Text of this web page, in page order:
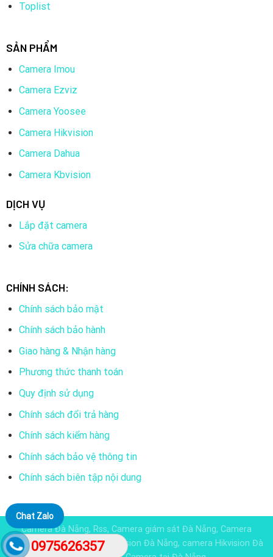
Toplist
SẢN PHẨM
Camera Imou
Camera Ezviz
Camera Yoosee
Camera Hikvision
Camera Dahua
Camera Kbvision
DỊCH VỤ
Lắp đặt camera
Sửa chữa camera
CHÍNH SÁCH:
Chính sách bảo mật
Chính sách bảo hành
Giao hàng & Nhận hàng
Phương thức thanh toán
Quy định sử dụng
Chính sách đổi trả hàng
Chính sách kiểm hàng
Chính sách bảo vệ thông tin
Chính sách biên tập nội dung
Camera Đà Nẵng, Rss, Camera giám sát Đà Nẵng, Camera
Dahua đà nẵng, Camera KBvision Đà Nẵng, camera Hikvision Đà
Chat Zalo
0975626357